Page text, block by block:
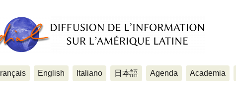
English Italiano 日本語 Agenda Academia